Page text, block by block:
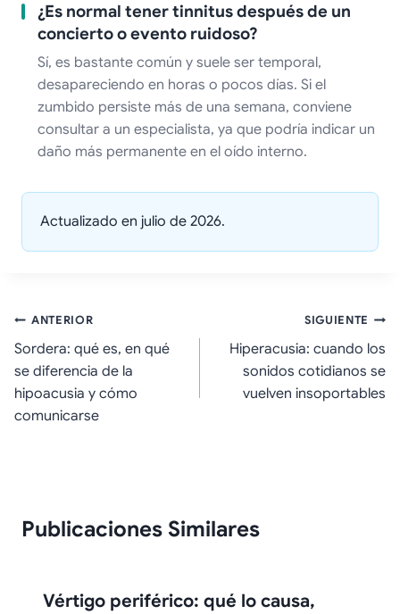
¿Es normal tener tinnitus después de un
concierto o evento ruidoso?
Sí, es bastante común y suele ser temporal,
desapareciendo en horas o pocos días. Si el
zumbido persiste más de una semana, conviene
consultar a un especialista, ya que podría indicar un
daño más permanente en el oído interno.
Actualizado en julio de 2026.
Navegación
de
entradas
ANTERIOR
Sordera: qué es, en qué
se diferencia de la
hipoacusia y cómo
comunicarse
SIGUIENTE
Hiperacusia: cuando los
sonidos cotidianos se
vuelven insoportables
Publicaciones Similares
Vértigo periférico: qué lo causa,